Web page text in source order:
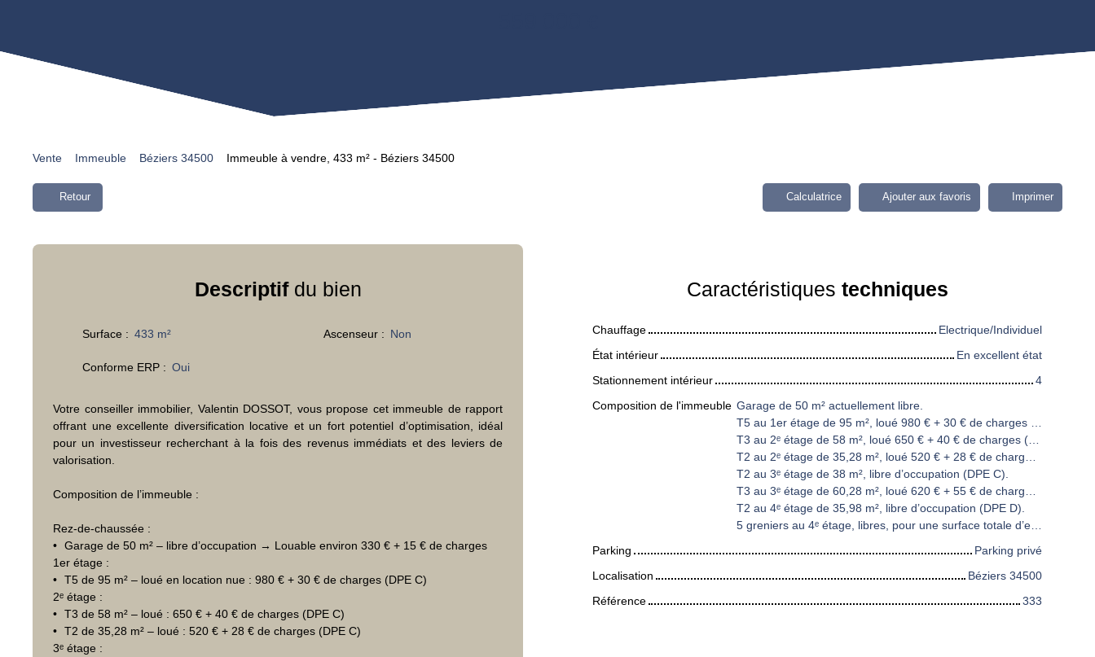
Vente Immeuble Béziers 34500 Immeuble à vendre, 433 m² - Béziers 34500
Retour Calculatrice Ajouter aux favoris Imprimer
Descriptifdu bien
Surface : 433 m² Ascenseur : Non
Conforme ERP : Oui
Votre conseiller immobilier, Valentin DOSSOT, vous propose cet immeuble de rapport
offrant une excellente diversification locative et un fort potentiel d’optimisation, idéal
pour un investisseur recherchant à la fois des revenus immédiats et des leviers de
valorisation.
Composition de l’immeuble :
Rez-de-chaussée :
Garage de 50 m² – libre d’occupation → Louable environ 330 € + 15 € de charges
1er étage :
T5 de 95 m² – loué en location nue : 980 € + 30 € de charges (DPE C)
2ᵉ étage :
T3 de 58 m² – loué : 650 € + 40 € de charges (DPE C)
T2 de 35,28 m² – loué : 520 € + 28 € de charges (DPE C)
3ᵉ étage :
Caractéristiques techniques
Chauffage
Electrique/Individuel
État intérieur
En excellent état
Stationnement intérieur
4
Composition de l'immeuble Garage de 50 m² actuellement libre.
T5 au 1er étage de 95 m², loué 980 € + 30 € de charges (DPE C).
T3 au 2ᵉ étage de 58 m², loué 650 € + 40 € de charges (DPE C).
T2 au 2ᵉ étage de 35,28 m², loué 520 € + 28 € de charges (DPE C).
T2 au 3ᵉ étage de 38 m², libre d’occupation (DPE C).
T3 au 3ᵉ étage de 60,28 m², loué 620 € + 55 € de charges (DPE C).
T2 au 4ᵉ étage de 35,98 m², libre d’occupation (DPE D).
5 greniers au 4ᵉ étage, libres, pour une surface totale d’environ 60 m², offrant un potentiel d’exploitation ou de stockage supplémentaire.
Parking
Parking privé
Localisation
Béziers 34500
Référence
333